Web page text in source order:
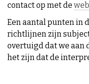
contact op met de
Een aantal punten in
richtlijnen zijn
overtuigd dat we aan
het zijn dat de